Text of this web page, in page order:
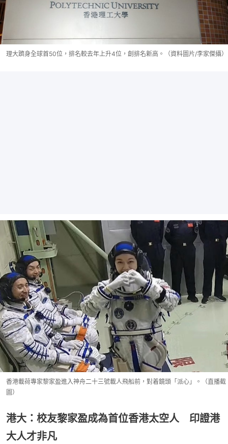
理大躋身全球首50位，排名較去年上升4位，創排名新高。（資料圖片/李家傑攝）
香港載荷專家黎家盈進入神舟二十三號載人飛船前，對着鏡頭「派心」。（直播截
圖）
港大：校友黎家盈成為首位香港太空人 印證港
大人才非凡